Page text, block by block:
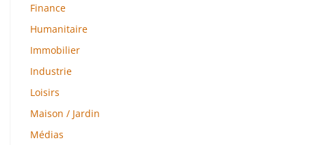
Finance
Humanitaire
Immobilier
Industrie
Loisirs
Maison / Jardin
Médias